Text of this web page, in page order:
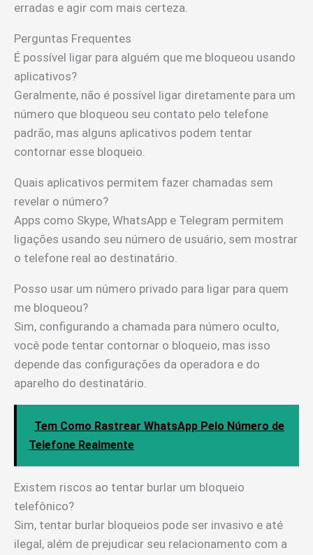
erradas e agir com mais certeza.
Perguntas Frequentes
É possível ligar para alguém que me bloqueou usando
aplicativos?
Geralmente, não é possível ligar diretamente para um
número que bloqueou seu contato pelo telefone
padrão, mas alguns aplicativos podem tentar
contornar esse bloqueio.
Quais aplicativos permitem fazer chamadas sem
revelar o número?
Apps como Skype, WhatsApp e Telegram permitem
ligações usando seu número de usuário, sem mostrar
o telefone real ao destinatário.
Posso usar um número privado para ligar para quem
me bloqueou?
Sim, configurando a chamada para número oculto,
você pode tentar contornar o bloqueio, mas isso
depende das configurações da operadora e do
aparelho do destinatário.
Tem Como Rastrear WhatsApp Pelo Número de
Telefone Realmente
Existem riscos ao tentar burlar um bloqueio
telefônico?
Sim, tentar burlar bloqueios pode ser invasivo e até
ilegal, além de prejudicar seu relacionamento com a